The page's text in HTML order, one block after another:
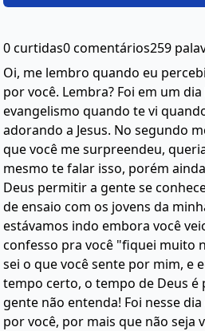
0 curtidas0 comentários259
Oi, me lembro quando eu
por você. Lembra? Foi em um
evangelismo quando te vi
adorando a Jesus. No segundo
que você me surpreendeu,
mesmo te falar isso, porém
Deus permitir a gente se
de ensaio com os jovens da
estávamos indo embora você
confesso pra você "fiquei muito
sei o que você sente por mim, e
tempo certo, o tempo de Deus
gente não entenda! Foi nesse
por você, por mais que não seja